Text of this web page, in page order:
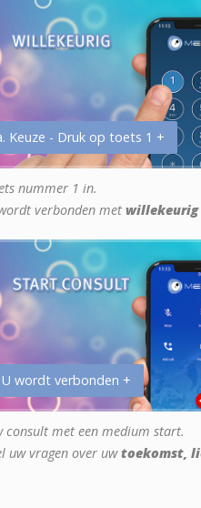
Keuze - Druk op toets 1 +
nummer 1 in.
verbonden met willekeurig
U wordt verbonden +
consult met een medium start.
uw vragen over uwtoekomst,